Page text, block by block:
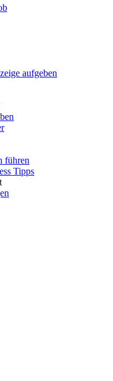
aufgeben
führen
Tipps